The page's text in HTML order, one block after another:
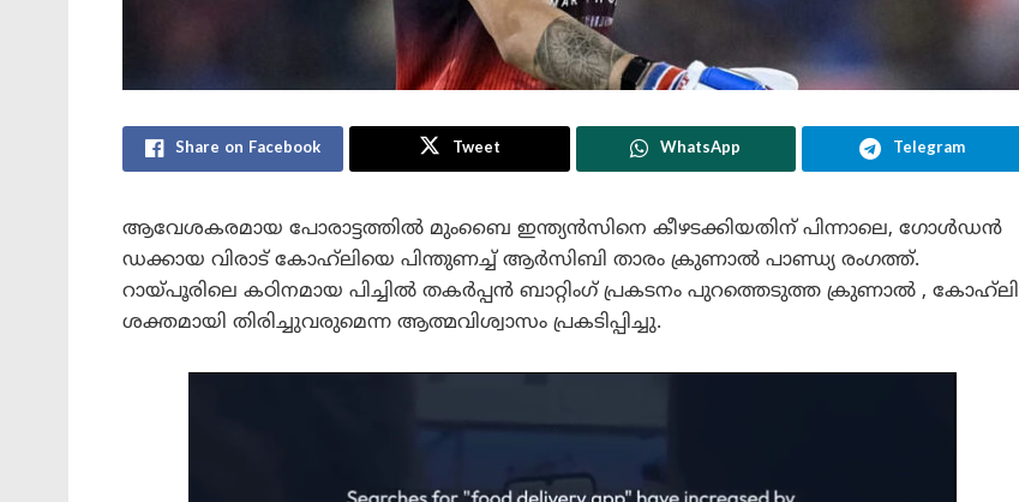
Share on Facebook Tweet WhatsApp Telegram
ആവേശകരമായ പോരാട്ടത്തിൽ മുംബൈ ഇന്ത്യൻസിനെ കീഴടക്കിയതിന് പിന്നാലെ, ഗോൾഡൻ
ഡക്കായ വിരാട് കോഹ്‌ലിയെ പിന്തുണച്ച് ആർസിബി താരം ക്രുണാൽ പാണ്ഡ്യ രംഗത്ത്.
റായ്പൂരിലെ കഠിനമായ പിച്ചിൽ തകർപ്പൻ ബാറ്റിംഗ് പ്രകടനം പുറത്തെടുത്ത ക്രുണാൽ , കോഹ്‌ലി
ശക്തമായി തിരിച്ചുവരുമെന്ന ആത്മവിശ്വാസം പ്രകടിപ്പിച്ചു.